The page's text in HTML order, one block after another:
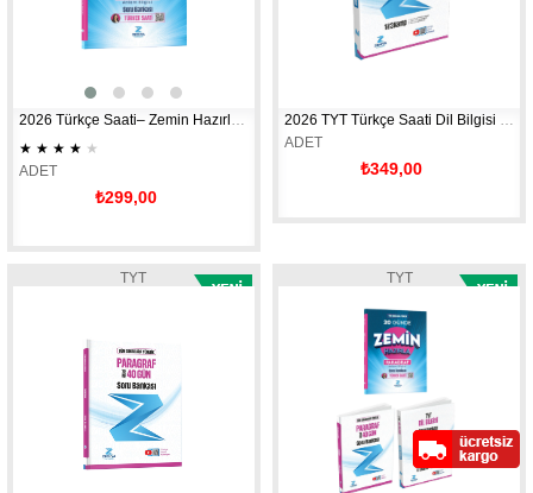
★ ★ ★ ★ ★
ADET
₺299,00
ADET
₺349,00
TYT TYT